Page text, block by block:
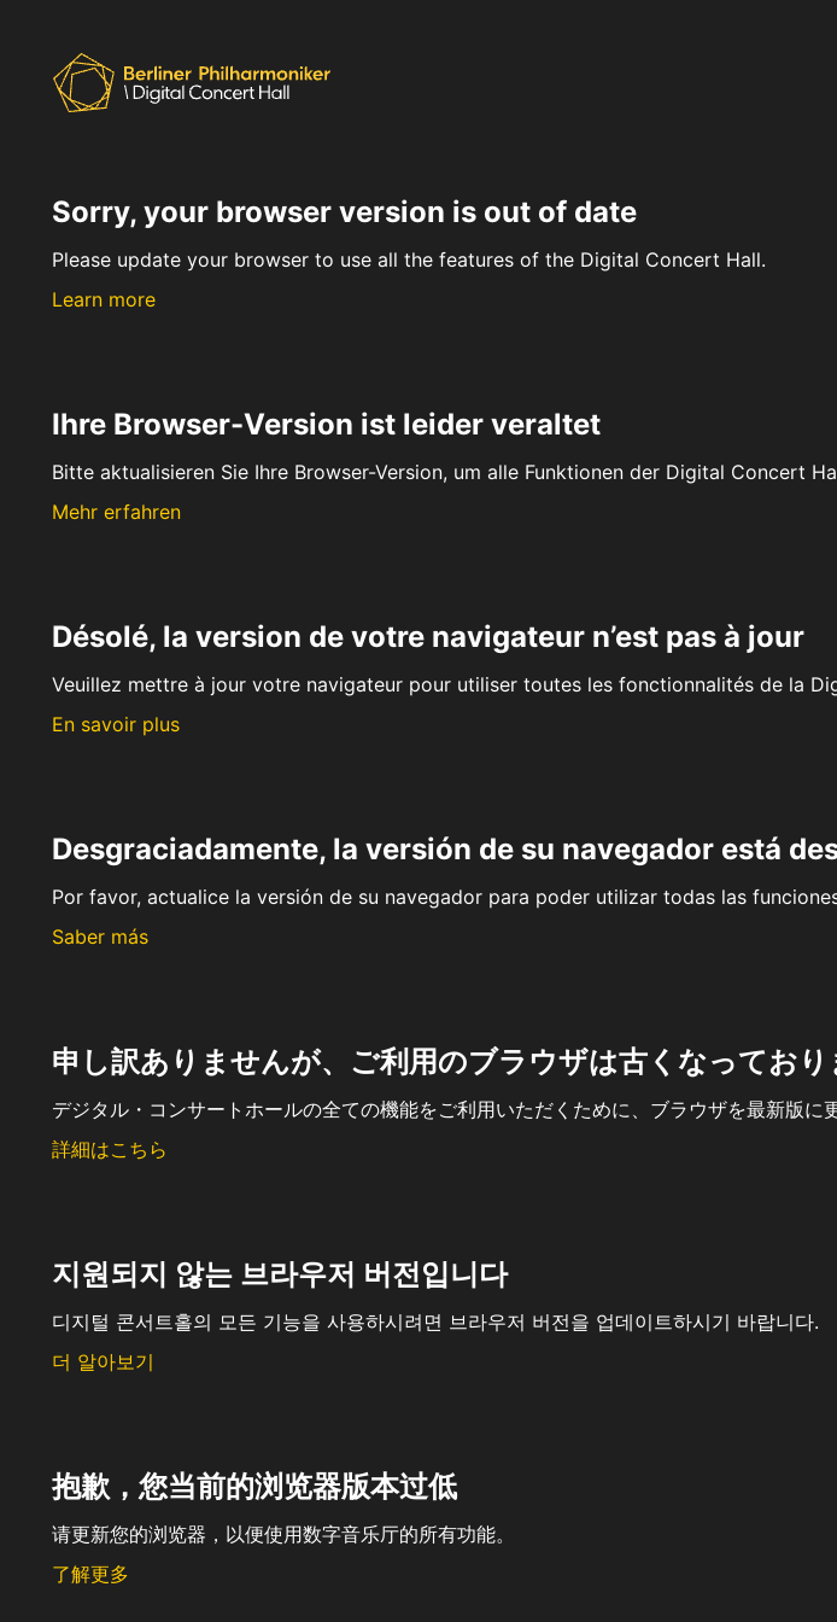
Sorry, your browser version is out of date
Please update your browser to use all the features of the Digital Concert Hall.
Learn more
Ihre Browser-Version ist leider veraltet
Bitte aktualisieren Sie Ihre Browser-Version, um alle Funktionen der Digital Concert
Mehr erfahren
Désolé, la version de votre navigateur n’est pas à jour
Veuillez mettre à jour votre navigateur pour utiliser toutes les fonctionnalités de la
En savoir plus
Desgraciadamente, la versión de su navegador está
Por favor, actualice la versión de su navegador para poder utilizar todas las
Saber más
申し訳ありませんが、ご利用のブラウザは古くなっており
デジタル・コンサートホールの全ての機能をご利用いただくために、ブラウザを最新版に
詳細はこちら
지원되지 않는 브라우저 버전입니다
디지털 콘서트홀의 모든 기능을 사용하시려면 브라우저 버전을 업데이트하시기 바랍니다.
더 알아보기
抱歉，您当前的浏览器版本过低
请更新您的浏览器，以便使用数字音乐厅的所有功能。
了解更多